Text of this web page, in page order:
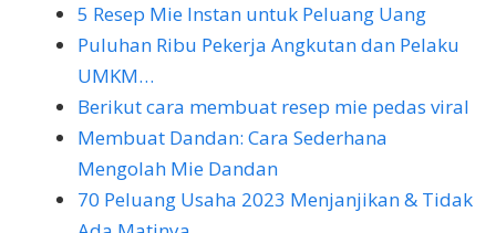
5 Resep Mie Instan untuk Peluang Uang
Puluhan Ribu Pekerja Angkutan dan Pelaku
UMKM…
Berikut cara membuat resep mie pedas viral
Membuat Dandan: Cara Sederhana
Mengolah Mie Dandan
70 Peluang Usaha 2023 Menjanjikan & Tidak